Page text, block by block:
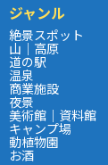
ジャンル
絶景スポット
山｜高原
道の駅
温泉
商業施設
夜景
美術館｜資料館
キャンプ場
動植物園
お酒